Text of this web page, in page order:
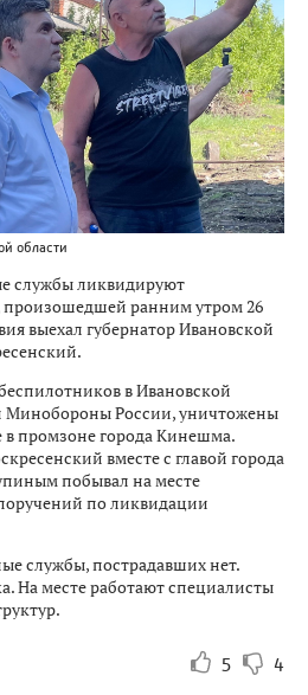
области
службы ликвидируют
произошедшей ранним утром 26
выехал губернатор Ивановской
в Ивановской
России, уничтожены
промзоне города Кинешма.
вместе с главой города
побывал на месте
по ликвидации
службы, пострадавших нет.
На месте работают специалисты
5 4